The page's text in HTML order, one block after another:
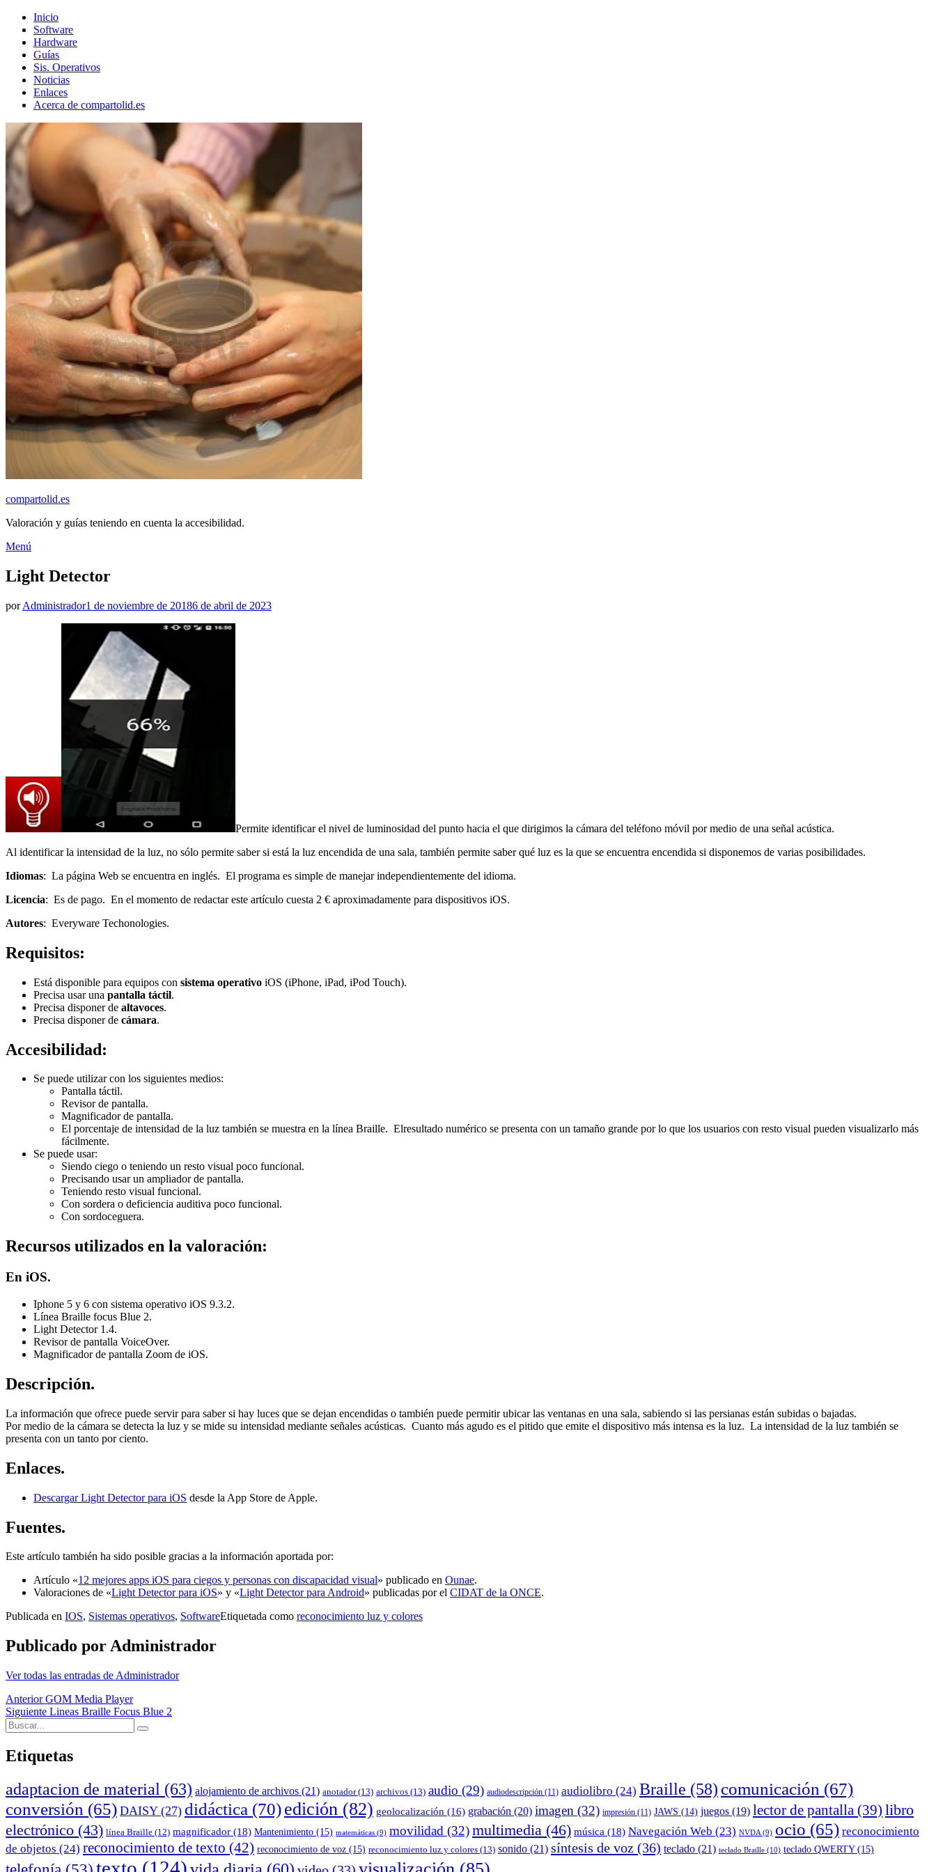
Inicio
Software
Hardware
Guías
Sis. Operativos
Noticias
Enlaces
Acerca de compartolid.es
compartolid.es
Valoración y guías teniendo en cuenta la accesibilidad.
Saltar
contenido
Menú
Light Detector
porAdministradorPublicado
1 de noviembre de 20186 de abril de 2023
Permite identificar el nivel de luminosidad del punto hacia el que dirigimos la cámara del teléfono móvil por medio de una señal acústica.
Al identificar la intensidad de la luz, no sólo permite saber si está la luz encendida de una sala, también permite saber qué luz es la que se encuentra encendida si disponemos de varias posibilidades.
Idiomas: La página Web se encuentra en inglés. El programa es simple de manejar independientemente del idioma.
Licencia: Es de pago. En el momento de redactar este artículo cuesta 2 € aproximadamente para dispositivos iOS.
Autores: Everyware Techonologies.
Requisitos:
Está disponible para equipos con sistema operativo iOS (iPhone, iPad, iPod Touch).
Precisa usar una pantalla táctil.
Precisa disponer de altavoces.
Precisa disponer de cámara.
Accesibilidad:
Se puede utilizar con los siguientes medios:
Pantalla táctil.
Revisor de pantalla.
Magnificador de pantalla.
El porcentaje de intensidad de la luz también se muestra en la línea Braille. Elresultado numérico se presenta con un tamaño grande por lo que los usuarios con resto visual pueden visualizarlo más
fácilmente.
Se puede usar:
Siendo ciego o teniendo un resto visual poco funcional.
Precisando usar un ampliador de pantalla.
Teniendo resto visual funcional.
Con sordera o deficiencia auditiva poco funcional.
Con sordoceguera.
Recursos utilizados en la valoración:
En iOS.
Iphone 5 y 6 con sistema operativo iOS 9.3.2.
Línea Braille focus Blue 2.
Light Detector 1.4.
Revisor de pantalla VoiceOver.
Magnificador de pantalla Zoom de iOS.
Descripción.
La información que ofrece puede servir para saber si hay luces que se dejan encendidas o también puede permitir ubicar las ventanas en una sala, sabiendo si las persianas están subidas o bajadas.
Por medio de la cámara se detecta la luz y se mide su intensidad mediante señales acústicas. Cuanto más agudo es el pitido que emite el dispositivo más intensa es la luz. La intensidad de la luz también se
presenta con un tanto por ciento.
Enlaces.
Descargar Light Detector para iOS desde la App Store de Apple.
Fuentes.
Este artículo también ha sido posible gracias a la información aportada por:
Artículo «12 mejores apps iOS para ciegos y personas con discapacidad visual» publicado en Ounae.
Valoraciones de «Light Detector para iOS» y «Light Detector para Android» publicadas por el CIDAT de la ONCE.
Publicada en IOS, Sistemas operativos, SoftwareEtiquetada como reconocimiento luz y colores
Publicado porAdministrador
Ver todas las entradas de Administrador
Navegación
de
Anterior GOM Media Player
Siguiente Lineas Braille Focus Blue 2
Buscar:
Buscar
Etiquetas
adaptacion de material (63) alojamiento de archivos (21) anotador(13) archivos (13) audio (29) audiodescripción (11) audiolibro (24) Braille (58) comunicación (67)
conversión (65) DAISY(27) didáctica (70)edición (82) geolocalización (16) grabación (20) imagen (32) impresión (11) JAWS (14) juegos (19) lector de pantalla (39) libro
electrónico (43) línea Braille (12) magnificador (18) Mantenimiento (15) matemáticas (9) movilidad (32)multimedia (46) música (18) Navegación Web (23) NVDA (9) ocio (65) reconocimiento
de objetos (24) reconocimiento de texto (42) reconocimiento de voz (15) reconocimiento luz y colores (13) sonido (21) síntesis de voz (36) teclado (21) teclado Braille (10) teclado QWERTY(15)